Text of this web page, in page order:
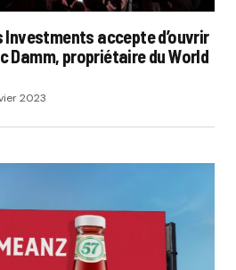
Investments accepte d’ouvrir
Damm, propriétaire du World
2023